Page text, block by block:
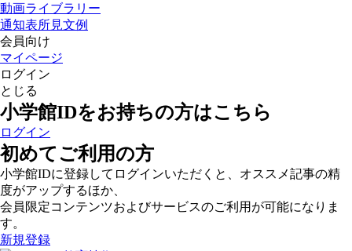
動画ライブラリー
通知表所見文例
会員向け
マイページ
ログイン
とじる
小学館IDをお持ちの方はこちら
ログイン
初めてご利用の方
小学館IDに登録してログインいただくと、オススメ記事の精
度がアップするほか、
会員限定コンテンツおよびサービスのご利用が可能になりま
す。
新規登録